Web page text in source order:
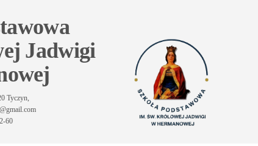
Jadwigi
Tyczyn,
60